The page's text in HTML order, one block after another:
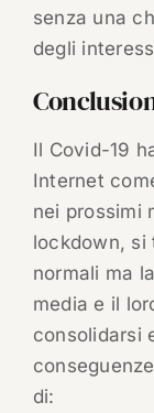
senza una
degli
Il Covid-19
Internet
nei prossimi
lockdown, si
normali ma
media e il
consolidarsi
di: